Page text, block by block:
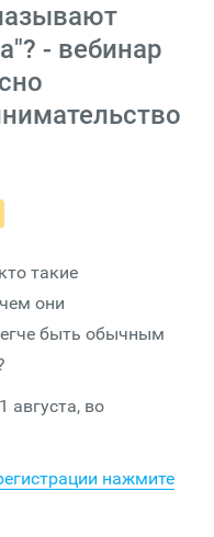
- вебинар
такие
они
быть обычным
августа, во
нажмите